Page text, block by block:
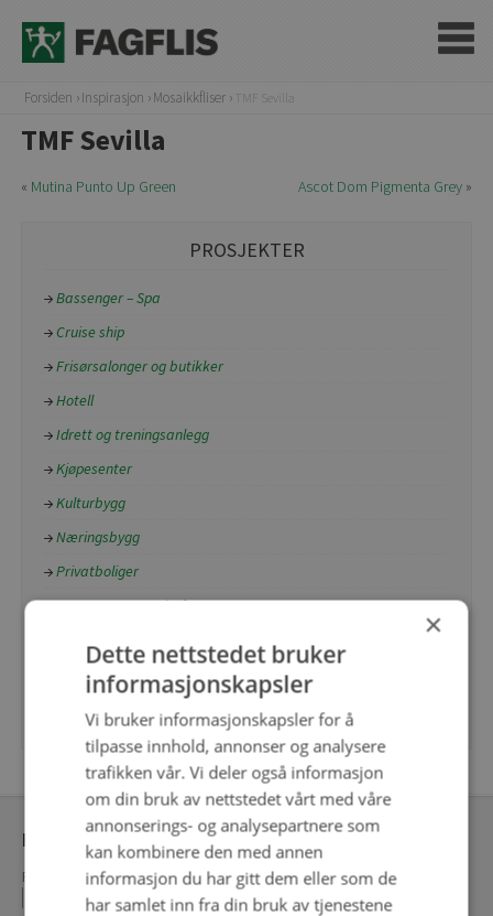
Forsiden Inspirasjon Mosaikkfliser TMF Sevilla
TMF Sevilla
Ascot Dom Pigmenta Grey »
« Mutina Punto Up Green
PROSJEKTER
Bassenger – Spa
Cruise ship
Frisørsalonger og butikker
Hotell
Idrett og treningsanlegg
Kjøpesenter
Kulturbygg
Næringsbygg
Privatboliger
Restauranter og kafeer
Sykehus og helsebygg
Universell utforming
Meny ekstranett
Personvernerklæring Kontakt oss
Ekstranett
Søk konto hos FagFlis
×
Dette nettstedet bruker
informasjonskapsler
Vi bruker informasjonskapsler for å
tilpasse innhold, annonser og analysere
trafikken vår. Vi deler også informasjon
om din bruk av nettstedet vårt med våre
annonserings- og analysepartnere som
kan kombinere den med annen
informasjon du har gitt dem eller som de
har samlet inn fra din bruk av tjenestene